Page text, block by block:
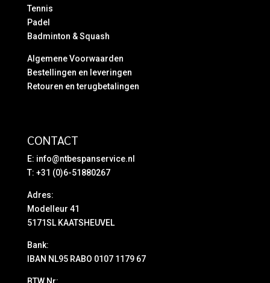
Tennis
Padel
Badminton & Squash
Algemene Voorwaarden
Bestellingen en leveringen
Retouren en terugbetalingen
CONTACT
E: info@ntbespanservice.nl
T: +31 (0)6-51880267
Adres:
Modelleur 41
5171SL KAATSHEUVEL
Bank:
IBAN NL95 RABO 0107 1179 67